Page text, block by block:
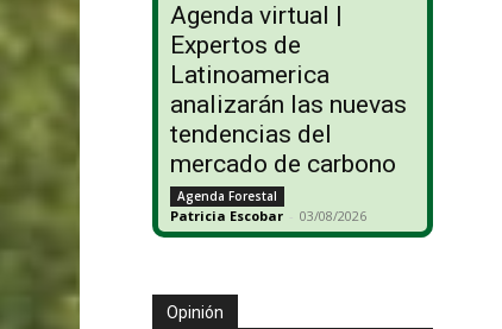
Agenda virtual |
Expertos de
Latinoamerica
analizarán las nuevas
tendencias del
mercado de carbono
Agenda Forestal
Patricia Escobar - 03/08/2026
Opinión